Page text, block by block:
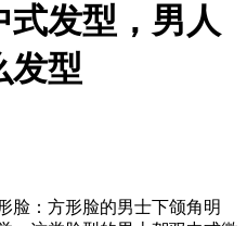
发型，男人
发型
脸：方形脸的男士下颌角明